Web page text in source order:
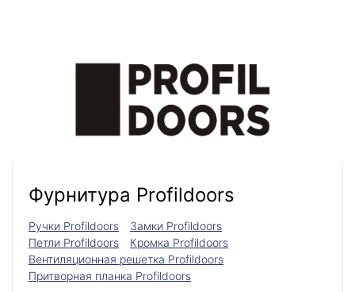
Фурнитура Profildoors
Ручки Profildoors
Замки Profildoors
Петли Profildoors
Кромка Profildoors
Вентиляционная решетка Profildoors
Притворная планка Profildoors